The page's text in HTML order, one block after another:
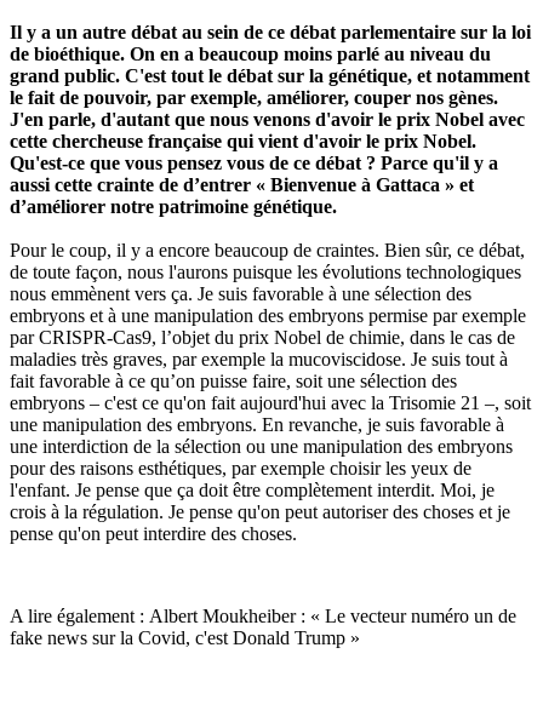
Il y a un autre débat au sein de ce débat parlementaire sur la loi
de bioéthique. On en a beaucoup moins parlé au niveau du
grand public. C'est tout le débat sur la génétique, et notamment
le fait de pouvoir, par exemple, améliorer, couper nos gènes.
J'en parle, d'autant que nous venons d'avoir le prix Nobel avec
cette chercheuse française qui vient d'avoir le prix Nobel.
Qu'est-ce que vous pensez vous de ce débat ? Parce qu'il y a
aussi cette crainte de d’entrer « Bienvenue à Gattaca » et
d’améliorer notre patrimoine génétique.
Pour le coup, il y a encore beaucoup de craintes. Bien sûr, ce débat,
de toute façon, nous l'aurons puisque les évolutions technologiques
nous emmènent vers ça. Je suis favorable à une sélection des
embryons et à une manipulation des embryons permise par exemple
par CRISPR-Cas9, l’objet du prix Nobel de chimie, dans le cas de
maladies très graves, par exemple la mucoviscidose. Je suis tout à
fait favorable à ce qu’on puisse faire, soit une sélection des
embryons – c'est ce qu'on fait aujourd'hui avec la Trisomie 21 –, soit
une manipulation des embryons. En revanche, je suis favorable à
une interdiction de la sélection ou une manipulation des embryons
pour des raisons esthétiques, par exemple choisir les yeux de
l'enfant. Je pense que ça doit être complètement interdit. Moi, je
crois à la régulation. Je pense qu'on peut autoriser des choses et je
pense qu'on peut interdire des choses.
A lire également : Albert Moukheiber : « Le vecteur numéro un de
fake news sur la Covid, c'est Donald Trump »